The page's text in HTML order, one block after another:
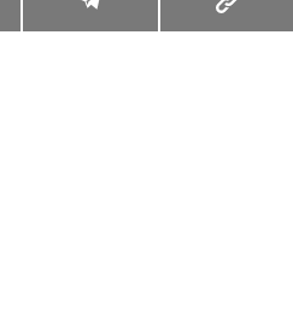
моменты лета в